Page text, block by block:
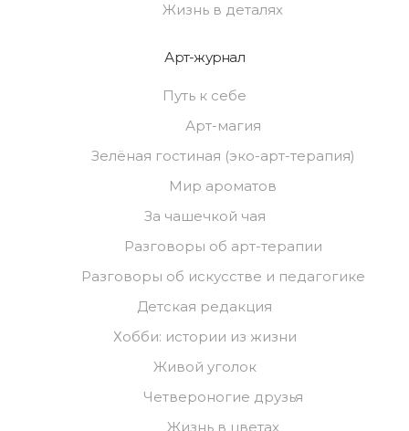
Жизнь в деталях
Арт-журнал
Путь к себе
Арт-магия
Зелёная гостиная (эко-арт-терапия)
Мир ароматов
За чашечкой чая
Разговоры об арт-терапии
Разговоры об искусстве и педагогике
Детская редакция
Хобби: истории из жизни
Живой уголок
Четвероногие друзья
Жизнь в цветах